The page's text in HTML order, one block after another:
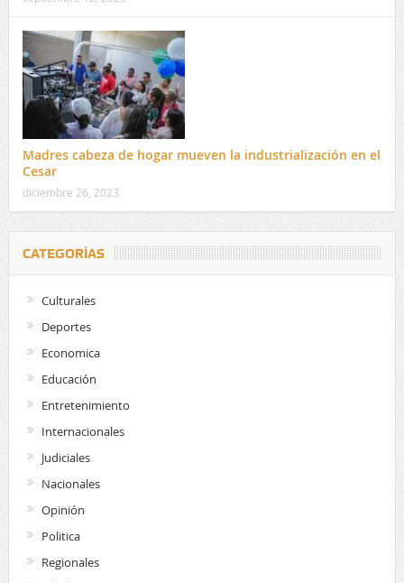
Madres cabeza de hogar mueven la industrialización en el
Cesar
diciembre 26, 2023
CATEGORÍAS
Culturales
Deportes
Economica
Educación
Entretenimiento
Internacionales
Judiciales
Nacionales
Opinión
Politica
Regionales